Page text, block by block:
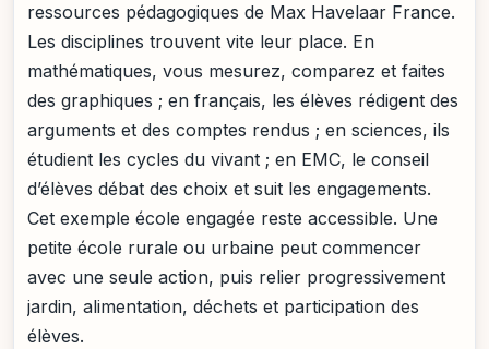
ressources pédagogiques de Max Havelaar France.
Les disciplines trouvent vite leur place. En
mathématiques, vous mesurez, comparez et faites
des graphiques ; en français, les élèves rédigent des
arguments et des comptes rendus ; en sciences, ils
étudient les cycles du vivant ; en EMC, le conseil
d’élèves débat des choix et suit les engagements.
Cet exemple école engagée reste accessible. Une
petite école rurale ou urbaine peut commencer
avec une seule action, puis relier progressivement
jardin, alimentation, déchets et participation des
élèves.